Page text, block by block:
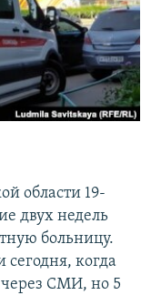
области 19-
двух недель
больницу.
сегодня, когда
через СМИ, но 5